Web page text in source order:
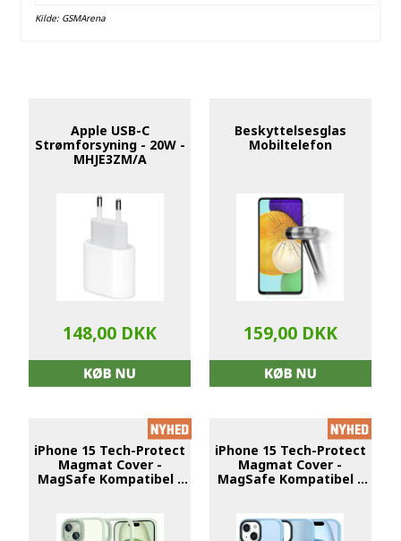
Kilde: GSMArena
Apple USB-C
Strømforsyning - 20W -
MHJE3ZM/A
148,00 DKK
Beskyttelsesglas
Mobiltelefon
159,00 DKK
iPhone 15 Tech-Protect
Magmat Cover -
MagSafe Kompatibel -
iPhone 15 Tech-Protect
Magmat Cover -
MagSafe Kompatibel -